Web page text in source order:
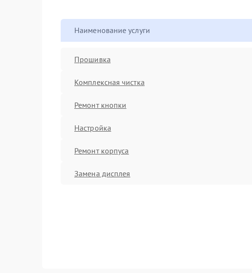
Наименование услуги
Прошивка
Комплексная чистка
Ремонт кнопки
Настройка
Ремонт корпуса
Замена дисплея